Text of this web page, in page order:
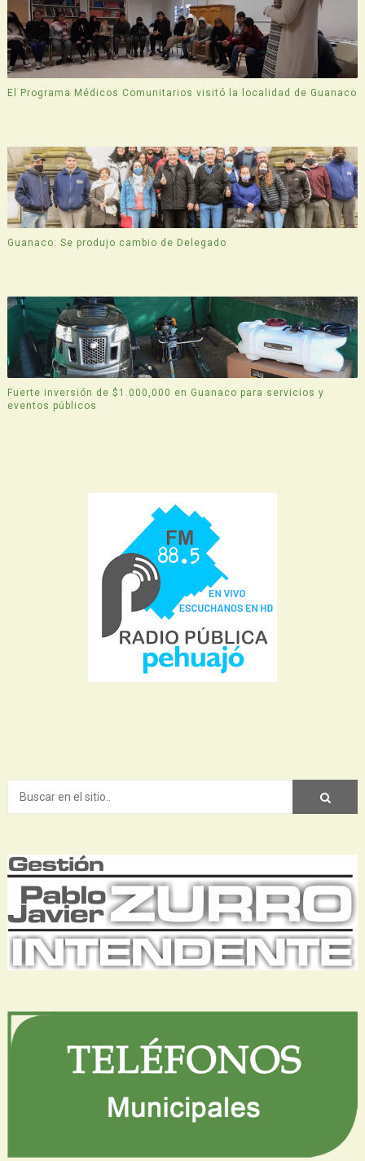
El Programa Médicos Comunitarios visitó la localidad de Guanaco
Guanaco: Se produjo cambio de Delegado
Fuerte inversión de $1.000,000 en Guanaco para servicios y
eventos públicos